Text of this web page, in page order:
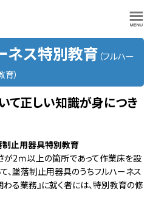
ネス特別教育 （フルハー
）
て正しい知識が身につき
制止用器具特別教育
が2ｍ以上の箇所であって作業床を設
、墜落制止用器具のうちフルハーネス
る業務』に就く者には、特別教育の修